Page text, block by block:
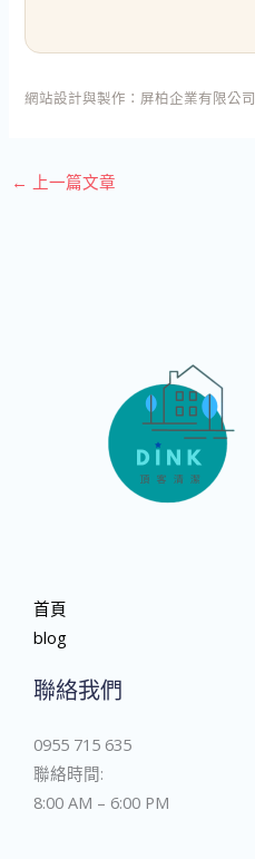
網站設計與製作：屏柏企業有限公司
← 上一篇文章
首頁
blog
聯絡我們
0955 715 635
聯絡時間:
8:00 AM – 6:00 PM